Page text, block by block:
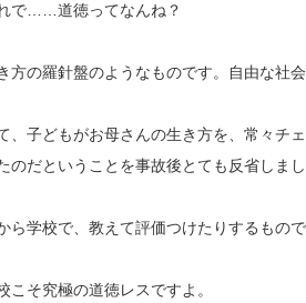
で……道徳ってなんね？
方の羅針盤のようなものです。自由な社
、子どもがお母さんの生き方を、常々チ
のだということを事故後とても反省しまし
ら学校で、教えて評価つけたりするもの
こそ究極の道徳レスですよ。